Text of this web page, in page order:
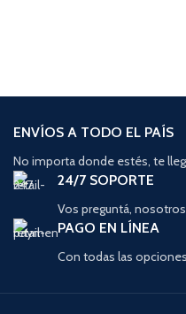
ENVÍOS A TODO EL PAÍS
No importa donde estés, te
24/7 SOPORTE
Vos preguntá,
PAGO EN LÍNEA
Con todas las